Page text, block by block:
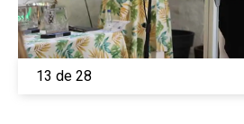
13 de 28